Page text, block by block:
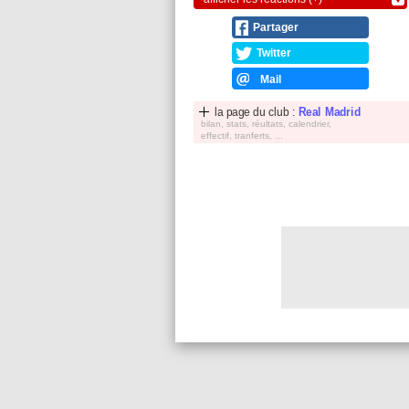
Partager
Twitter
Mail
la page du club : Real Madrid
bilan, stats, réultats, calendrier,
effectif, tranferts, ...